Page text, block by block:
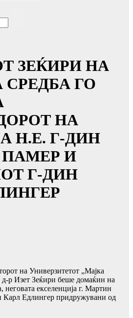
ЗЕЌИРИ НА
СРЕДБА ГО
НА
Н.Е. Г-ДИН
И
Г-ДИН
на Универзитетот „Мајка
д-р Изет Зеќири беше домаќин на
неговата екселенција г. Мартин
Карл Едлингер придружувани од